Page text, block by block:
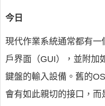
今日
現代作業系統通常都有一
戶界面（GUI），並附加
鍵盤的輸入設備。舊的
會有如此親切的接口，